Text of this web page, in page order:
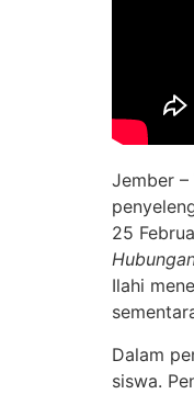
Jember
25
Ilahi
Dalam
siswa.